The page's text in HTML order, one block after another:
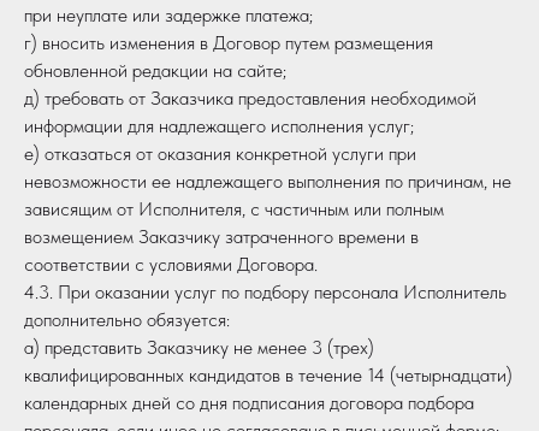
при неуплате или задержке платежа;
г) вносить изменения в Договор путем размещения
обновленной редакции на сайте;
д) требовать от Заказчика предоставления необходимой
информации для надлежащего исполнения услуг;
е) отказаться от оказания конкретной услуги при
невозможности ее надлежащего выполнения по причинам, не
зависящим от Исполнителя, с частичным или полным
возмещением Заказчику затраченного времени в
соответствии с условиями Договора.
4.3. При оказании услуг по подбору персонала Исполнитель
дополнительно обязуется:
а) представить Заказчику не менее 3 (трех)
квалифицированных кандидатов в течение 14 (четырнадцати)
календарных дней со дня подписания договора подбора